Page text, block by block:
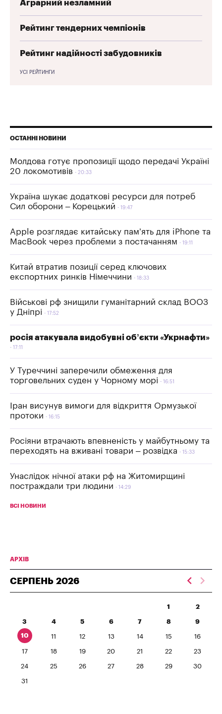
Аграрний незламний
Рейтинг тендерних чемпіонів
Рейтинг надійності забудовників
УСІ РЕЙТИНГИ
ОСТАННІ НОВИНИ
Молдова готує пропозиції щодо передачі Україні
20 локомотивів
20:33
Україна шукає додаткові ресурси для потреб
Сил оборони – Корецький
19:47
Apple розглядає китайську пам’ять для iPhone та
MacBook через проблеми з постачанням
19:11
Китай втратив позиції серед ключових
експортних ринків Німеччини
18:33
Військові рф знищили гуманітарний склад ВООЗ
у Дніпрі
17:52
росія атакувала видобувні об’єкти «Укрнафти»
17:11
У Туреччині заперечили обмеження для
торговельних суден у Чорному морі
16:51
Іран висунув вимоги для відкриття Ормузької
протоки
16:15
Росіяни втрачають впевненість у майбутньому та
переходять на вживані товари – розвідка
15:33
Унаслідок нічної атаки рф на Житомирщині
постраждали три людини
14:29
ВСІ НОВИНИ
АРХІВ
СЕРПЕНЬ 2026
1 2
3 4 5 6 7 8 9
10 11 12 13 14 15 16
17 18 19 20 21 22 23
24 25 26 27 28 29 30
31